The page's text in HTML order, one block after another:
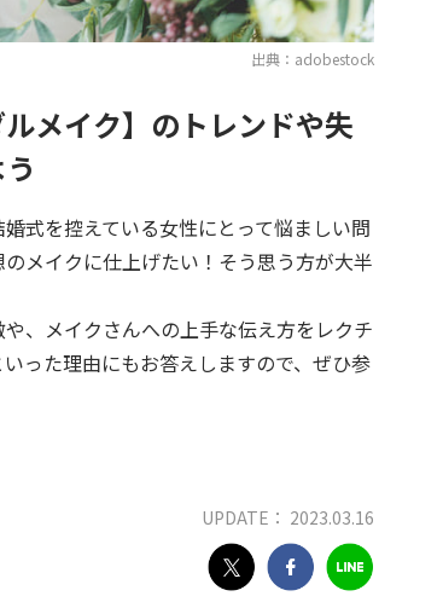
出典：adobestock
メイク】のトレンドや失
式を控えている女性にとって悩ましい問
メイクに仕上げたい！そう思う方が大半
、メイクさんへの上手な伝え方をレクチ
った理由にもお答えしますので、ぜひ参
UPDATE： 2023.03.16